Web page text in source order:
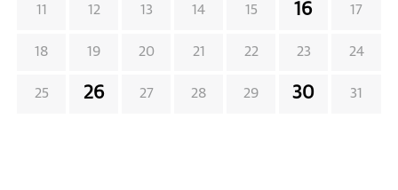
11 12 13 14 15 16 17
18 19 20 21 22 23 24
25 26 27 28 29 30 31